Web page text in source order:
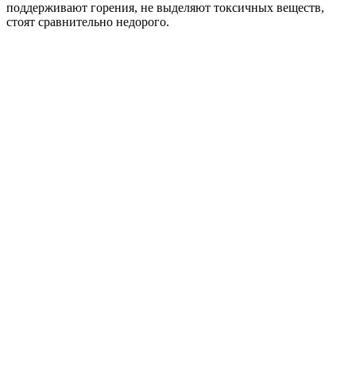
поддерживают горения, не выделяют токсичных веществ,
стоят сравнительно недорого.